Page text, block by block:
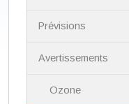
Prévisions
Avertissements
Ozone